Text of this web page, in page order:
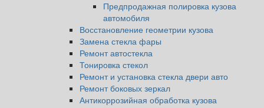
Предпродажная полировка кузова
автомобиля
Восстановление геометрии кузова
Замена стекла фары
Ремонт автостекла
Тонировка стекол
Ремонт и установка стекла двери авто
Ремонт боковых зеркал
Антикоррозийная обработка кузова